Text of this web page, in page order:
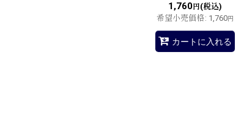
1,760円(税込)
希望小売価格: 1,760円
カートに入れる